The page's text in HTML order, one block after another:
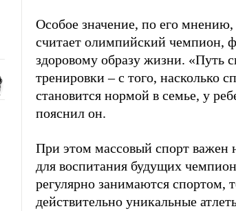
Особое значение, по его
считает олимпийский чемпион,
здоровому образу жизни. «Путь
тренировки – с того, насколько
становится нормой в семье, у
пояснил он.
При этом массовый спорт важен
для воспитания будущих
регулярно занимаются спортом,
действительно уникальные